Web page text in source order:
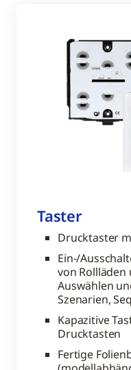
Taster
Drucktaster
Ein-/
von Rollläden
Auswählen
Szenarien,
Kapazitive
Drucktasten
Fertige